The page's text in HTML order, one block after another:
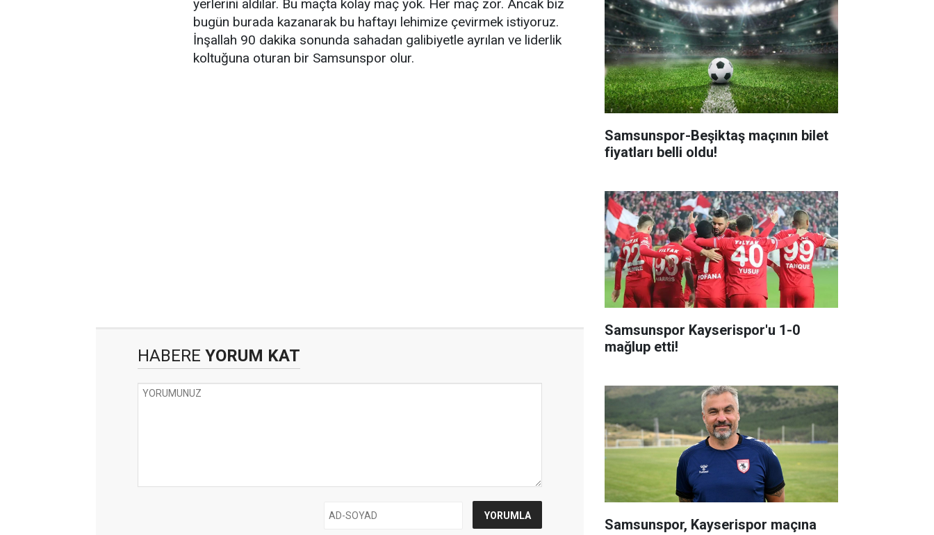
yerlerini aldılar. Bu maçta kolay maç yok. Her maç zor. Ancak biz
bugün burada kazanarak bu haftayı lehimize çevirmek istiyoruz.
İnşallah 90 dakika sonunda sahadan galibiyetle ayrılan ve liderlik
koltuğuna oturan bir Samsunspor olur.
HABERE YORUM KAT
Samsunspor-Beşiktaş maçının bilet
fiyatları belli oldu!
Samsunspor Kayserispor'u 1-0
mağlup etti!
Samsunspor, Kayserispor maçına